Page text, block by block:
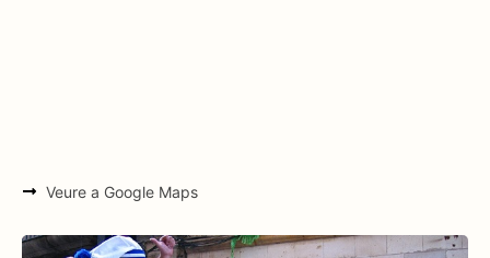
Veure a Google Maps